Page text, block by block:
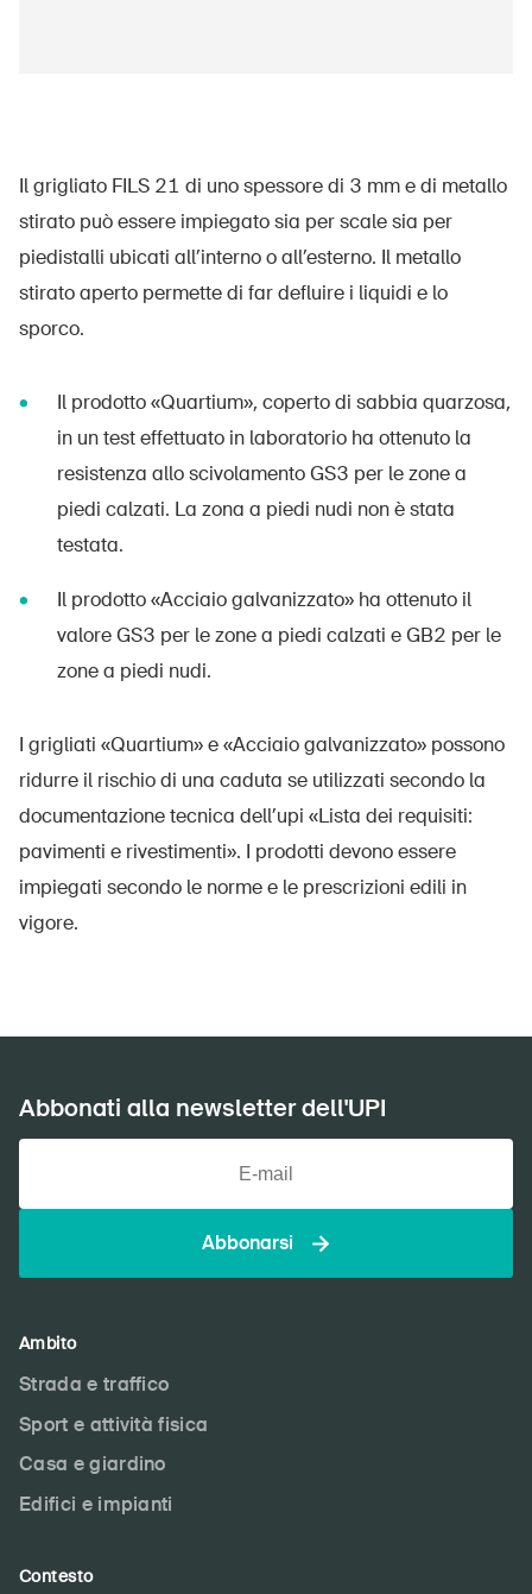
Contatto e consulenza
Abbonati alla newsletter
Il grigliato FILS 21 di uno spessore di 3 mm e di metallo
stirato può essere impiegato sia per scale sia per
piedistalli ubicati all’interno o all’esterno. Il metallo
stirato aperto permette di far defluire i liquidi e lo
sporco.
Il prodotto «Quartium», coperto di sabbia quarzosa,
in un test effettuato in laboratorio ha ottenuto la
resistenza allo scivolamento GS3 per le zone a
piedi calzati. La zona a piedi nudi non è stata
testata.
Il prodotto «Acciaio galvanizzato» ha ottenuto il
valore GS3 per le zone a piedi calzati e GB2 per le
zone a piedi nudi.
I grigliati «Quartium» e «Acciaio galvanizzato» possono
ridurre il rischio di una caduta se utilizzati secondo la
documentazione tecnica dell’upi «Lista dei requisiti:
pavimenti e rivestimenti». I prodotti devono essere
impiegati secondo le norme e le prescrizioni edili in
vigore.
Abbonati alla newsletter dell'UPI
Abbonarsi
Ambito
Strada e traffico
Sport e attività fisica
Casa e giardino
Edifici e impianti
Contesto